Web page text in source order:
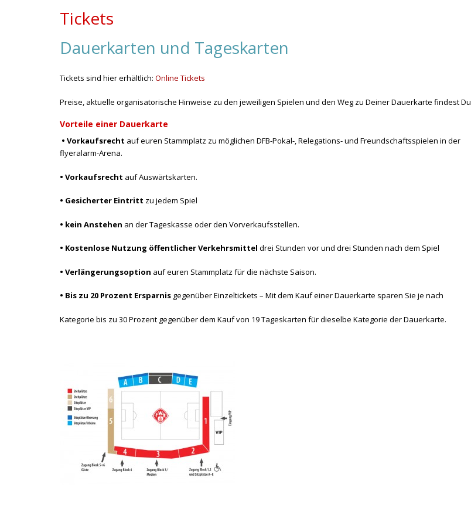
Tickets
Dauerkarten und Tageskarten
Tickets sind hier erhältlich: Online Tickets
Preise, aktuelle organisatorische Hinweise zu den jeweiligen Spielen und den Weg zu Deiner Dauerkarte findest Du
Vorteile einer Dauerkarte
• Vorkaufsrecht auf euren Stammplatz zu möglichen DFB-Pokal-, Relegations- und Freundschaftsspielen in der
flyeralarm-Arena.
• Vorkaufsrecht auf Auswärtskarten.
• Gesicherter Eintritt zu jedem Spiel
• kein Anstehen an der Tageskasse oder den Vorverkaufsstellen.
• Kostenlose Nutzung öffentlicher Verkehrsmittel drei Stunden vor und drei Stunden nach dem Spiel
• Verlängerungsoption auf euren Stammplatz für die nächste Saison.
• Bis zu 20 Prozent Ersparnis gegenüber Einzeltickets – Mit dem Kauf einer Dauerkarte sparen Sie je nach
Kategorie bis zu 30 Prozent gegenüber dem Kauf von 19 Tageskarten für dieselbe Kategorie der Dauerkarte.